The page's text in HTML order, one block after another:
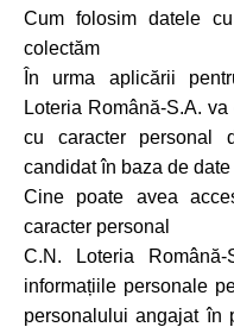
Cum folosim datele
colectăm
În urma aplicării
Loteria Română-S.A.
cu caracter personal
candidat în baza de
Cine poate avea
caracter personal
C.N. Loteria
informațiile personale
personalului angajat în